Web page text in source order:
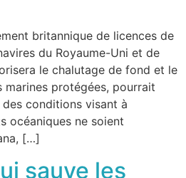
britannique de licences de
du Royaume-Uni et de
le chalutage de fond et le
marines protégées, pourrait
conditions visant à
océaniques ne soient
[…]
sauve les